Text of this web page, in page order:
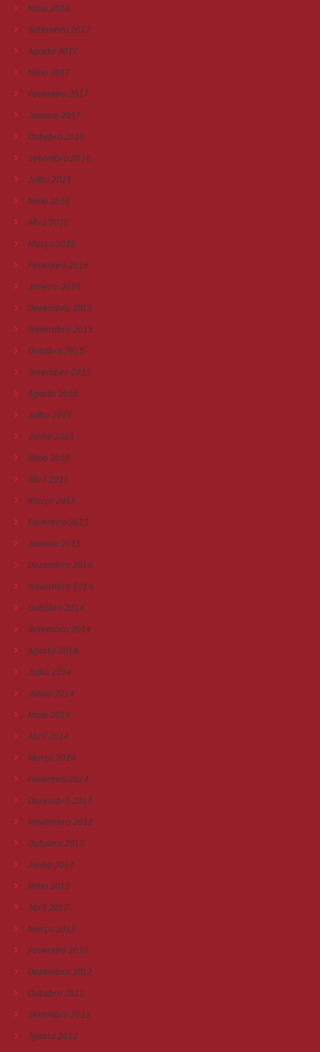
Maio 2018
Setembro 2017
Agosto 2017
Maio 2017
Fevereiro 2017
Janeiro 2017
Outubro 2016
Setembro 2016
Julho 2016
Maio 2016
Abril 2016
Março 2016
Fevereiro 2016
Janeiro 2016
Dezembro 2015
Novembro 2015
Outubro 2015
Setembro 2015
Agosto 2015
Julho 2015
Junho 2015
Maio 2015
Abril 2015
Março 2015
Fevereiro 2015
Janeiro 2015
Dezembro 2014
Novembro 2014
Outubro 2014
Setembro 2014
Agosto 2014
Julho 2014
Junho 2014
Maio 2014
Abril 2014
Março 2014
Fevereiro 2014
Dezembro 2013
Novembro 2013
Outubro 2013
Junho 2013
Maio 2013
Abril 2013
Março 2013
Fevereiro 2013
Dezembro 2012
Outubro 2012
Setembro 2012
Agosto 2012